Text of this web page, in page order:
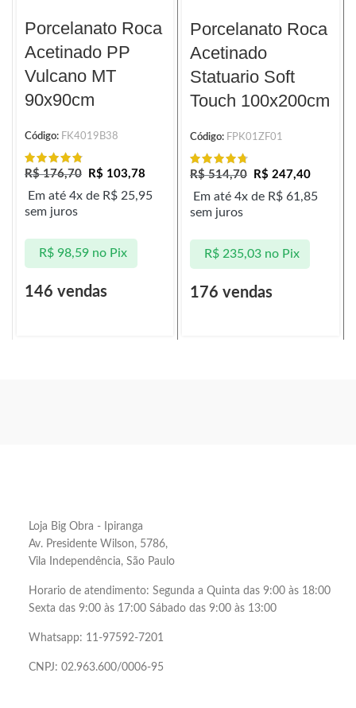
Porcelanato Roca
Acetinado PP
Vulcano MT
90x90cm
Código: FK4019B38
R$176,70 R$ 103,78
Em até 4x de R$ 25,95
sem juros
R$98,59 no Pix
146 vendas
Porcelanato Roca
Acetinado
Statuario Soft
Touch 100x200cm
Código: FPK01ZF01
R$514,70 R$ 247,40
Em até 4x de R$ 61,85
sem juros
R$235,03 no Pix
176 vendas
Loja Big Obra - Ipiranga
Av. Presidente Wilson, 5786,
Vila Independência, São Paulo
Horario de atendimento: Segunda a Quinta das 9:00 às 18:00
Sexta das 9:00 às 17:00 Sábado das 9:00 às 13:00
Whatsapp: 11-97592-7201
CNPJ: 02.963.600/0006-95